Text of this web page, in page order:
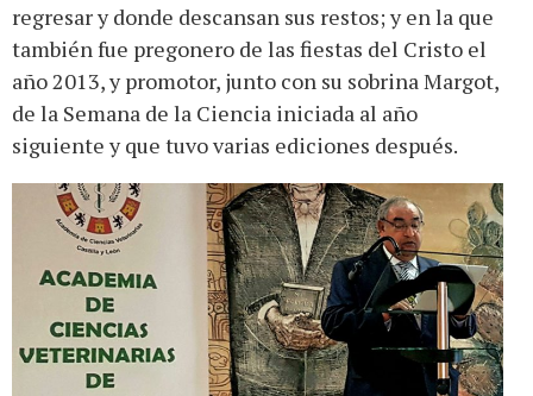
regresar y donde descansan sus restos; y en la que
también fue pregonero de las fiestas del Cristo el
año 2013, y promotor, junto con su sobrina Margot,
de la Semana de la Ciencia iniciada al año
siguiente y que tuvo varias ediciones después.